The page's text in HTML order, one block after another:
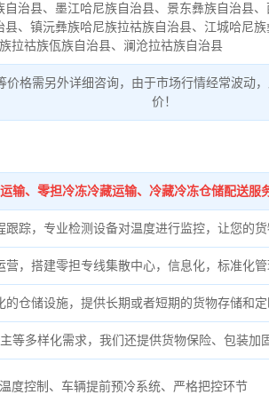
治县、墨江哈尼族自治县、景东彝族自治县
、镇沅彝族哈尼族拉祜族自治县、江城哈尼族
拉祜族佤族自治县、澜沧拉祜族自治县
价格需另外详细咨询，由于市场行情经常波动
价！
输、零担冷冻冷藏运输、冷藏冷冻仓储配送服
跟踪，专业检测设备对温度进行监控，让您的
营，搭建零担专线集散中心，信息化，标准化
的仓储设施，提供长期或者短期的货物存储和
等多样化需求，我们还提供货物保险、包装加
温度控制、 车辆提前预冷系统、 严格把控环节